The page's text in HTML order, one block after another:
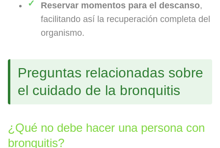
Reservar momentos para el descanso,
facilitando así la recuperación completa del
organismo.
Preguntas relacionadas sobre
el cuidado de la bronquitis
¿Qué no debe hacer una persona con
bronquitis?